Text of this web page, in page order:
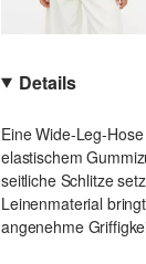
Details
Eine Wide-Leg-
elastischem
seitliche Schlitze
Leinenmaterial
angenehme